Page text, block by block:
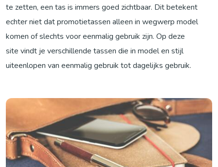
te zetten, een tas is immers goed zichtbaar. Dit betekent
echter niet dat promotietassen alleen in wegwerp model
komen of slechts voor eenmalig gebruik zijn. Op deze
site vindt je verschillende tassen die in model en stijl
uiteenlopen van eenmalig gebruik tot dagelijks gebruik.